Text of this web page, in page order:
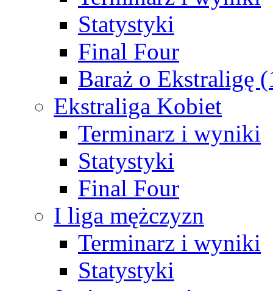
Statystyki
Final Four
Baraż o Ekstraligę
Ekstraliga Kobiet
Terminarz i wyniki
Statystyki
Final Four
I liga mężczyzn
Terminarz i wyniki
Statystyki